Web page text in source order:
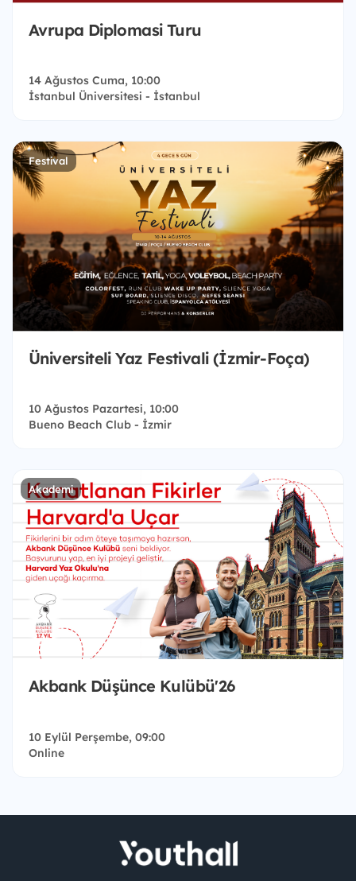
Avrupa Diplomasi Turu
14 Ağustos Cuma, 10:00
İstanbul Üniversitesi - İstanbul
Festival
Üniversiteli Yaz Festivali (İzmir-Foça)
10 Ağustos Pazartesi, 10:00
Bueno Beach Club - İzmir
Akademi
Akbank Düşünce Kulübü'26
10 Eylül Perşembe, 09:00
Online